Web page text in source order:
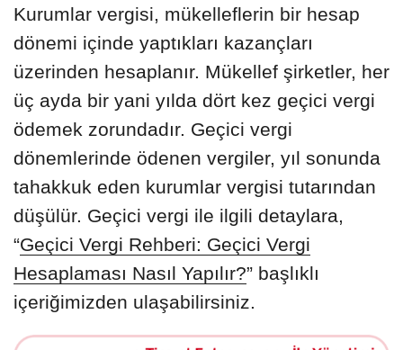
Kurumlar vergisi, mükelleflerin bir hesap
dönemi içinde yaptıkları kazançları
üzerinden hesaplanır. Mükellef şirketler, her
üç ayda bir yani yılda dört kez geçici vergi
ödemek zorundadır. Geçici vergi
dönemlerinde ödenen vergiler, yıl sonunda
tahakkuk eden kurumlar vergisi tutarından
düşülür. Geçici vergi ile ilgili detaylara,
“Geçici Vergi Rehberi: Geçici Vergi
Hesaplaması Nasıl Yapılır?” başlıklı
içeriğimizden ulaşabilirsiniz.